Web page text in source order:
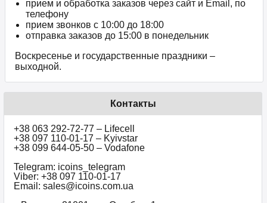
прием и обработка заказов через сайт и Email, по
телефону
прием звонков c 10:00 до 18:00
отправка заказов до 15:00 в понедельник
Воскресенье и государственные праздники –
выходной.
Контакты
+38 063 292-72-77 – Lifecell
+38 097 110-01-17 – Kyivstar
+38 099 644-05-50 – Vodafone
Telegram: icoins_telegram
Viber: +38 097 110-01-17
Email: sales@icoins.com.ua